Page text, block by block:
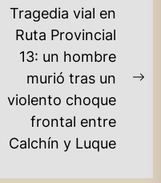
Tragedia vial en
Ruta Provincial
13: un hombre
murió tras un
violento choque
frontal entre
Calchín y Luque